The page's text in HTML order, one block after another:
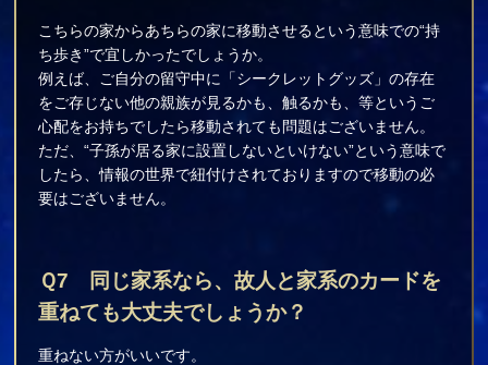
こちらの家からあちらの家に移動させるという意味での“持
ち歩き”で宜しかったでしょうか。
例えば、ご自分の留守中に「シークレットグッズ」の存在
をご存じない他の親族が見るかも、触るかも、等というご
心配をお持ちでしたら移動されても問題はございません。
ただ、“子孫が居る家に設置しないといけない”という意味で
したら、情報の世界で紐付けされておりますので移動の必
要はございません。
Ｑ7
同じ家系なら、故人と家系のカードを
重ねても大丈夫でしょうか？
重ねない方がいいです。